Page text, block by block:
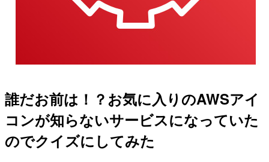
誰だお前は！？お気に入りのAWSアイ
コンが知らないサービスになっていた
のでクイズにしてみた